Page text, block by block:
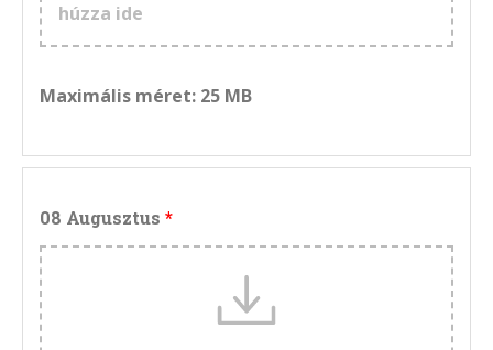
húzza ide
Maximális méret: 25 MB
08 Augusztus